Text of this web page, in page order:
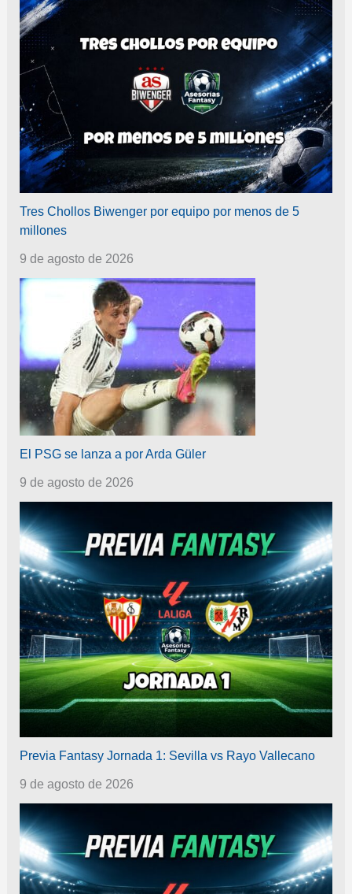
Tres Chollos Biwenger por equipo por menos de 5
millones
9 de agosto de 2026
El PSG se lanza a por Arda Güler
9 de agosto de 2026
Previa Fantasy Jornada 1: Sevilla vs Rayo Vallecano
9 de agosto de 2026